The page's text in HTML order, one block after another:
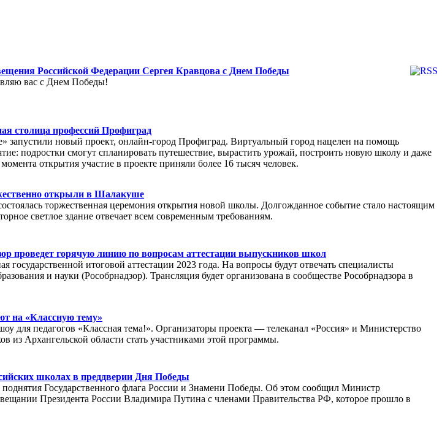
Российской Федерации Сергея Кравцова с Днем Победы
вас с Днем Победы!
столица профессий Профиград
запустили новый проект, онлайн-город Профиград. Виртуальный город нацелен на помощь
подростки смогут спланировать путешествие, вырастить урожай, построить новую школу и даже
открытия участие в проекте приняли более 16 тысяч человек.
открыли в Шалакуше
торжественная церемония открытия новой школы. Долгожданное событие стало настоящим
светлое здание отвечает всем современным требованиям.
проведет горячую линию по вопросам аттестации выпускников школ
государственной итоговой аттестации 2023 года. На вопросы будут отвечать специалисты
и науки (Рособрнадзор). Трансляция будет организована в сообществе Рособрнадзора в
на «Классную тему»
для педагогов «Классная тема!». Организаторы проекта — телеканал «Россия» и Министерство
Архангельской области стать участниками этой программы.
школах в преддверии Дня Победы
Государственного флага России и Знамени Победы. Об этом сообщил Министр
Президента России Владимира Путина с членами Правительства РФ, которое прошло в